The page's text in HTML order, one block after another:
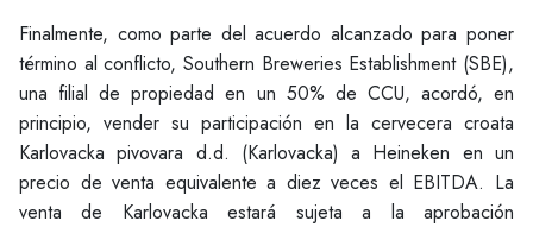
Finalmente, como parte del acuerdo alcanzado para poner
término al conflicto, Southern Breweries Establishment (SBE),
una filial de propiedad en un 50% de CCU, acordó, en
principio, vender su participación en la cervecera croata
Karlovacka pivovara d.d. (Karlovacka) a Heineken en un
precio de venta equivalente a diez veces el EBITDA. La
venta de Karlovacka estará sujeta a la aprobación